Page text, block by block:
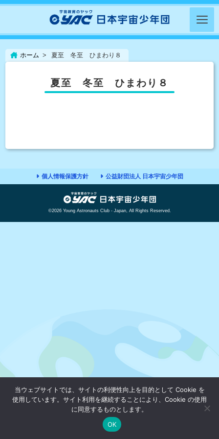
ホーム 夏至 冬至 ひまわり８
夏至 冬至 ひまわり８
個人情報保護方針 公益財団法人 日本宇宙少年団
©2026 Young Astronauts Club - Japan, All Rights Reserved.
当ウェブサイトでは、サイトの利便性向上を目的として Cookie を
使用しています。サイト利用を継続することにより、Cookie の使用
に同意するものとします。
OK